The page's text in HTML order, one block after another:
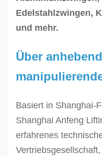
60
Edelstahlzwingen,
und mehr.
Über
Basiert in Shanghai-
Shanghai Anfeng
erfahrenes